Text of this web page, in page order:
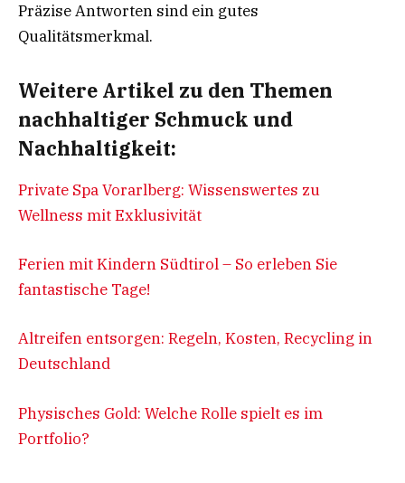
Präzise Antworten sind ein gutes
Qualitätsmerkmal.
Weitere Artikel zu den Themen
nachhaltiger Schmuck und
Nachhaltigkeit:
Private Spa Vorarlberg: Wissenswertes zu
Wellness mit Exklusivität
Ferien mit Kindern Südtirol – So erleben Sie
fantastische Tage!
Altreifen entsorgen: Regeln, Kosten, Recycling in
Deutschland
Physisches Gold: Welche Rolle spielt es im
Portfolio?